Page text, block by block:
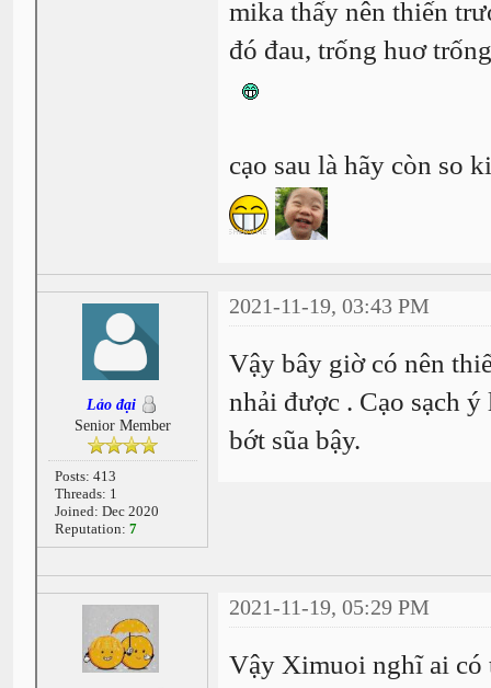
mika thấy nên thiến
đó đau, trống huơ
cạo sau là hãy còn so
Lảo đại
Senior Member
Posts: 413
Threads: 1
Joined: Dec 2020
Reputation: 7
2021-11-19, 03:43 PM
Vậy bây giờ có nên
nhải được . Cạo sạch
bớt sũa bậy.
2021-11-19, 05:29 PM
Vậy Ximuoi nghĩ ai